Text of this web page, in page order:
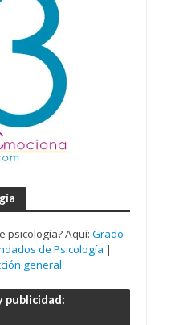
psicología? Aquí: Grado
de Psicología |
general
publicidad: